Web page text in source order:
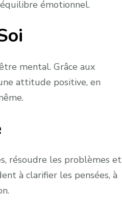
émotionnel.
mental. Grâce aux
attitude positive, en
résoudre les problèmes et
à clarifier les pensées, à